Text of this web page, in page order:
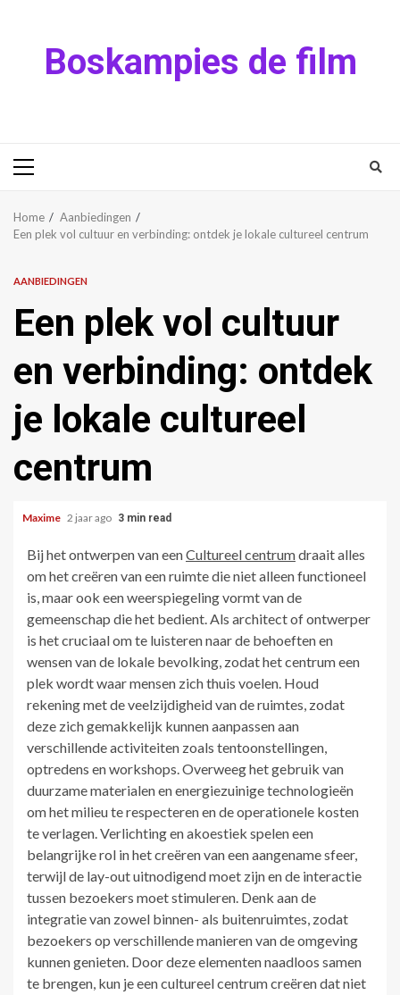
Boskampies de film
Primary
Home
Aanbiedingen
Een plek vol cultuur en verbinding: ontdek je lokale cultureel centrum
AANBIEDINGEN
Een plek vol cultuur
en verbinding: ontdek
je lokale cultureel
centrum
Maxime 2 jaar ago 3 min read
Bij het ontwerpen van eenCultureel centrumdraait alles
om het creëren van een ruimte die niet alleen functioneel
is, maar ook een weerspiegeling vormt van de
gemeenschap die het bedient. Als architect of ontwerper
is het cruciaal om te luisteren naar de behoeften en
wensen van de lokale bevolking, zodat het centrum een
plek wordt waar mensen zich thuis voelen. Houd
rekening met de veelzijdigheid van de ruimtes, zodat
deze zich gemakkelijk kunnen aanpassen aan
verschillende activiteiten zoals tentoonstellingen,
optredens en workshops. Overweeg het gebruik van
duurzame materialen en energiezuinige technologieën
om het milieu te respecteren en de operationele kosten
te verlagen. Verlichting en akoestiek spelen een
belangrijke rol in het creëren van een aangename sfeer,
terwijl de lay-out uitnodigend moet zijn en de interactie
tussen bezoekers moet stimuleren. Denk aan de
integratie van zowel binnen- als buitenruimtes, zodat
bezoekers op verschillende manieren van de omgeving
kunnen genieten. Door deze elementen naadloos samen
te brengen, kun je een cultureel centrum creëren dat niet